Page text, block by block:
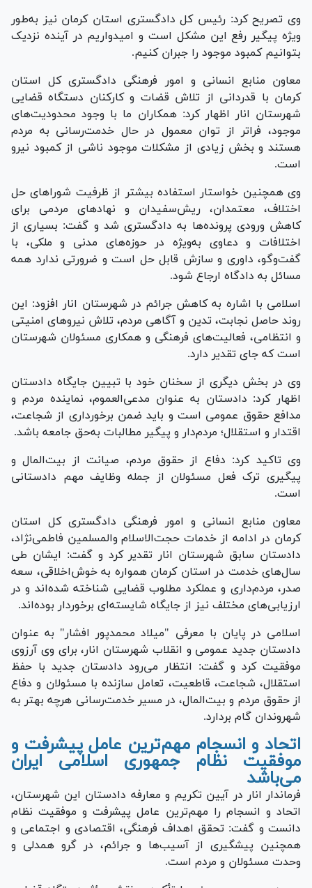
وی تصریح کرد: رئیس کل دادگستری استان کرمان نیز به‌طور
ویژه پیگیر رفع این مشکل است و امیدواریم در آینده نزدیک
بتوانیم کمبود موجود را جبران کنیم.
معاون منابع انسانی و امور فرهنگی دادگستری کل استان
کرمان با قدردانی از تلاش قضات و کارکنان دستگاه قضایی
شهرستان انار اظهار کرد: همکاران ما با وجود محدودیت‌های
موجود، فراتر از توان معمول در حال خدمت‌رسانی به مردم
هستند و بخش زیادی از مشکلات موجود ناشی از کمبود نیرو
است.
وی همچنین خواستار استفاده بیشتر از ظرفیت شورا‌های حل
اختلاف، معتمدان، ریش‌سفیدان و نهاد‌های مردمی برای
کاهش ورودی پرونده‌ها به دادگستری شد و گفت: بسیاری از
اختلافات و دعاوی به‌ویژه در حوزه‌های مدنی و ملکی، با
گفت‌و‌گو، داوری و سازش قابل حل است و ضرورتی ندارد همه
مسائل به دادگاه ارجاع شود.
اسلامی با اشاره به کاهش جرائم در شهرستان انار افزود: این
روند حاصل نجابت، تدین و آگاهی مردم، تلاش نیرو‌های امنیتی
و انتظامی، فعالیت‌های فرهنگی و همکاری مسئولان شهرستان
است که جای تقدیر دارد.
وی در بخش دیگری از سخنان خود با تبیین جایگاه دادستان
اظهار کرد: دادستان به عنوان مدعی‌العموم، نماینده مردم و
مدافع حقوق عمومی است و باید ضمن برخورداری از شجاعت،
اقتدار و استقلال؛ مردم‌دار و پیگیر مطالبات به‌حق جامعه باشد.
وی تاکید کرد: دفاع از حقوق مردم، صیانت از بیت‌المال و
پیگیری ترک فعل مسئولان از جمله وظایف مهم دادستانی
است.
معاون منابع انسانی و امور فرهنگی دادگستری کل استان
کرمان در ادامه از خدمات حجت‌الاسلام والمسلمین فاطمی‌نژاد،
دادستان سابق شهرستان انار تقدیر کرد و گفت: ایشان طی
سال‌های خدمت در استان کرمان همواره به خوش‌اخلاقی، سعه
صدر، مردم‌داری و عملکرد مطلوب قضایی شناخته شده‌اند و در
ارزیابی‌های مختلف نیز از جایگاه شایسته‌ای برخوردار بوده‌اند.
اسلامی در پایان با معرفی "میلاد محمدپور افشار" به عنوان
دادستان جدید عمومی و انقلاب شهرستان انار، برای وی آرزوی
موفقیت کرد و گفت: انتظار می‌رود دادستان جدید با حفظ
استقلال، شجاعت، قاطعیت، تعامل سازنده با مسئولان و دفاع
از حقوق مردم و بیت‌المال، در مسیر خدمت‌رسانی هرچه بهتر به
شهروندان گام بردارد.
اتحاد و انسجام مهم‌ترین عامل پیشرفت و
موفقیت نظام جمهوری اسلامی ایران
می‌باشد
فرماندار انار در آیین تکریم و معارفه دادستان این شهرستان،
اتحاد و انسجام را مهم‌ترین عامل پیشرفت و موفقیت نظام
دانست و گفت: تحقق اهداف فرهنگی، اقتصادی و اجتماعی و
همچنین پیشگیری از آسیب‌ها و جرائم، در گرو همدلی و
وحدت مسئولان و مردم است.